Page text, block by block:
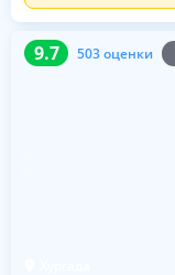
9.7 503 оценки
9.7 503 оценки